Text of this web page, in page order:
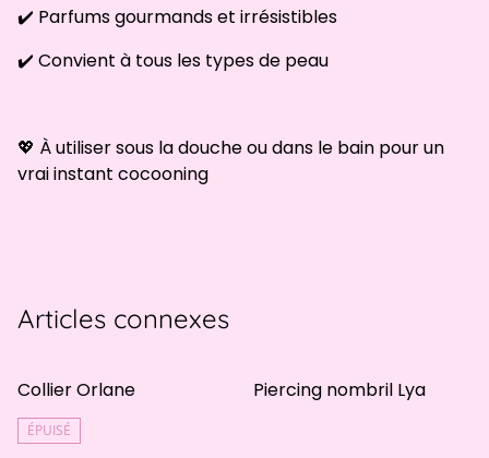
✔️ Parfums gourmands et irrésistibles
✔️ Convient à tous les types de peau
💖 À utiliser sous la douche ou dans le bain pour un
vrai instant cocooning
Articles connexes
Collier Orlane
ÉPUISÉ
Piercing nombril Lya